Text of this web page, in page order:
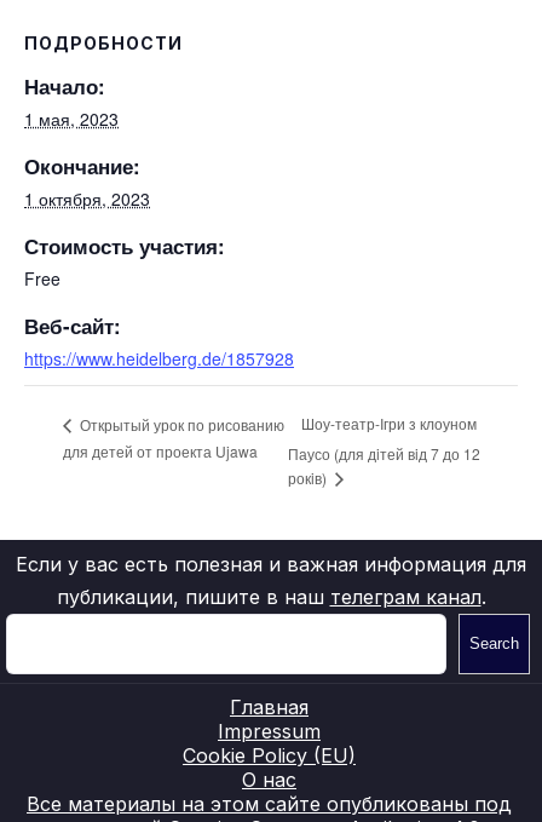
ПОДРОБНОСТИ
Начало:
1 мая, 2023
Окончание:
1 октября, 2023
Стоимость участия:
Free
Веб-сайт:
https://www.heidelberg.de/1857928
Открытый урок по рисованию
для детей от проекта Ujawa
Шоу-театр-Iгри з клоуном
Паусо (для дiтей вiд 7 до 12
рокiв)
Если у вас есть полезная и важная информация для
публикации, пишите в наш телеграм канал.
Search
Главная
Impressum
Cookie Policy (EU)
О нас
Все материалы на этом сайте опубликованы под